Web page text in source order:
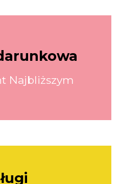
Najbliższym